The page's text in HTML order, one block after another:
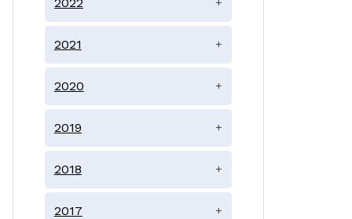
2021 +
2020 +
2019 +
2018 +
2017 +